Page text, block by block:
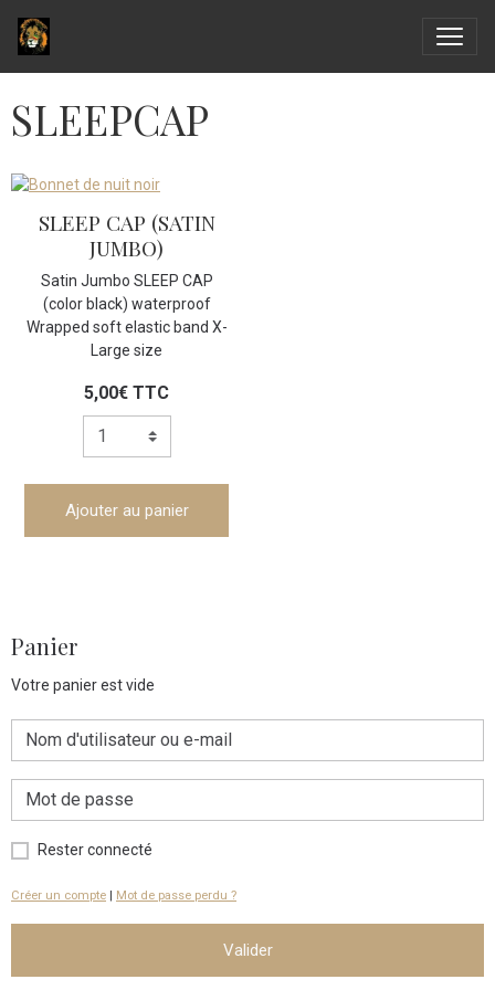
SLEEPCAP
SLEEP CAP (SATIN
JUMBO)
Satin Jumbo SLEEP CAP
(color black) waterproof
Wrapped soft elastic band X-
Large size
5,00€ TTC
Ajouter au panier
Panier
Votre panier est vide
Rester connecté
Créer un compte | Mot de passe perdu ?
Valider